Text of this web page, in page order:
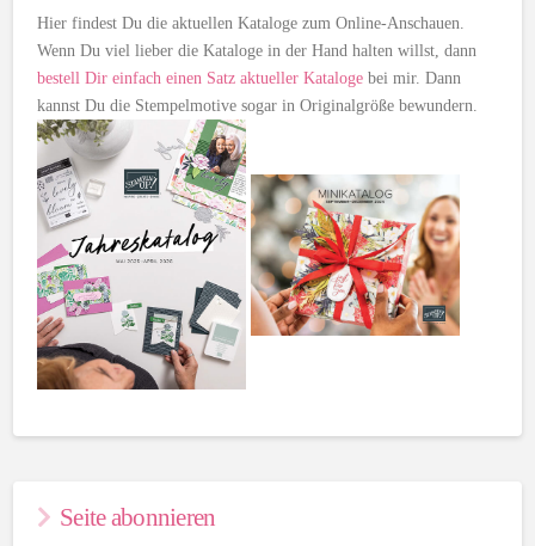
Hier findest Du die aktuellen Kataloge zum Online-Anschauen.
Wenn Du viel lieber die Kataloge in der Hand halten willst, dann
bestell Dir einfach einen Satz aktueller Kataloge bei mir. Dann
kannst Du die Stempelmotive sogar in Originalgröße bewundern.
Seite abonnieren